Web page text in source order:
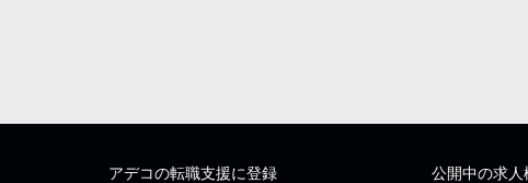
アデコの転職支援に登録
公開中の求人